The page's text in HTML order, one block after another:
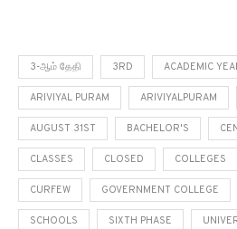
3-ஆம் தேதி 3RD ACADEMIC
ARIVIYAL PURAM ARIVIYALPURAM
AUGUST 31ST BACHELOR'S
CLASSES CLOSED COLLEGES
CURFEW GOVERNMENT COLLEGE
SCHOOLS SIXTH PHASE